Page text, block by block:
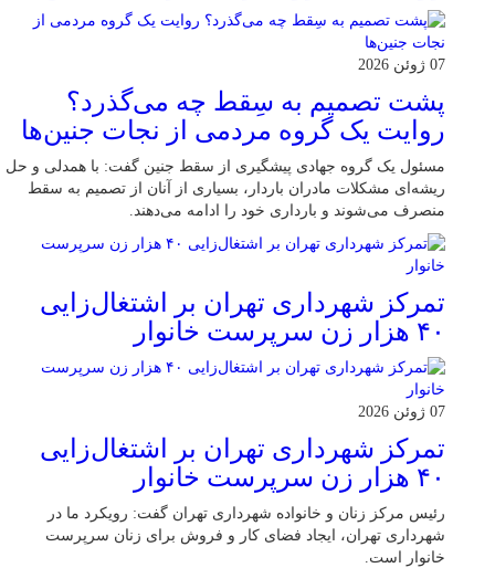
07 ژوئن 2026
پشت تصمیم به سِقط چه می‌گذرد؟
روایت یک گروه مردمی از نجات جنین‌ها
مسئول یک گروه جهادی پیشگیری از سقط جنین گفت: با همدلی و حل
ریشه‌ای مشکلات مادران باردار، بسیاری از آنان از تصمیم به سقط
منصرف می‌شوند و بارداری خود را ادامه می‌دهند.
تمرکز شهرداری تهران بر اشتغال‌زایی
۴۰ هزار زن سرپرست خانوار
07 ژوئن 2026
تمرکز شهرداری تهران بر اشتغال‌زایی
۴۰ هزار زن سرپرست خانوار
رئیس مرکز زنان و خانواده شهرداری تهران گفت: رویکرد ما در
شهرداری تهران، ایجاد فضای کار و فروش برای زنان سرپرست
خانوار است.